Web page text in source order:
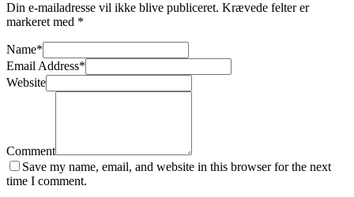
Din e-mailadresse vil ikke blive publiceret. Krævede felter er
markeret med *
Name*
Email Address*
Website
Comment
Save my name, email, and website in this browser for the next
time I comment.